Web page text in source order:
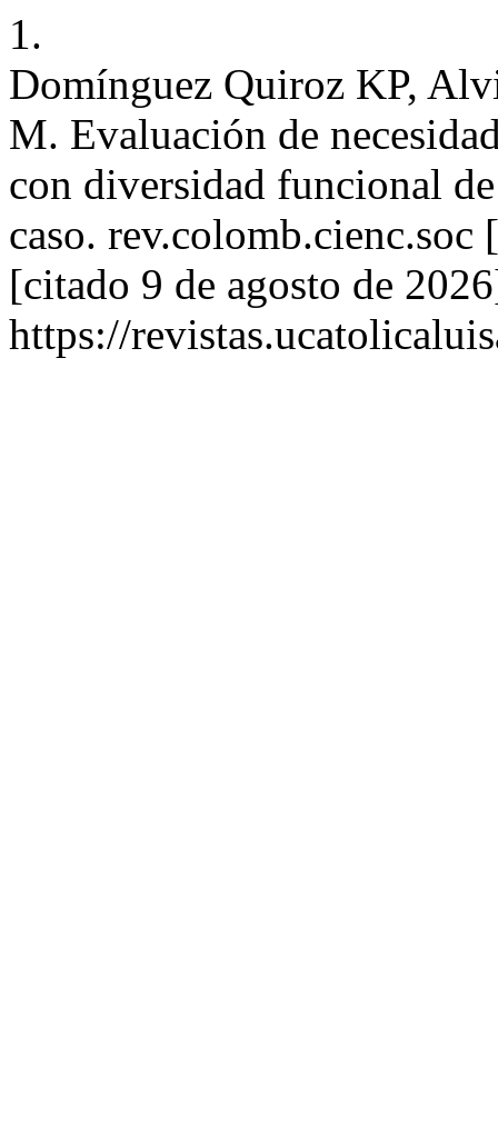
1.
Domínguez Quiroz KP,
M. Evaluación de
con diversidad funcional
caso.
[citado 9 de agosto de
https://